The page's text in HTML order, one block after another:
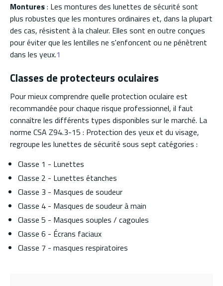
Montures: Les montures des lunettes de sécurité sont
plus robustes que les montures ordinaires et, dans la plupart
des cas, résistent à la chaleur. Elles sont en outre conçues
pour éviter que les lentilles ne s'enfoncent ou ne pénètrent
dans les yeux.1
Classes de protecteurs oculaires
Pour mieux comprendre quelle protection oculaire est
recommandée pour chaque risque professionnel, il faut
connaître les différents types disponibles sur le marché. La
norme CSA Z94.3-15 : Protection des yeux et du visage,
regroupe les lunettes de sécurité sous sept catégories :
Classe 1 - Lunettes
Classe 2 - Lunettes étanches
Classe 3 - Masques de soudeur
Classe 4 - Masques de soudeur à main
Classe 5 - Masques souples / cagoules
Classe 6 - Écrans faciaux
Classe 7 - masques respiratoires